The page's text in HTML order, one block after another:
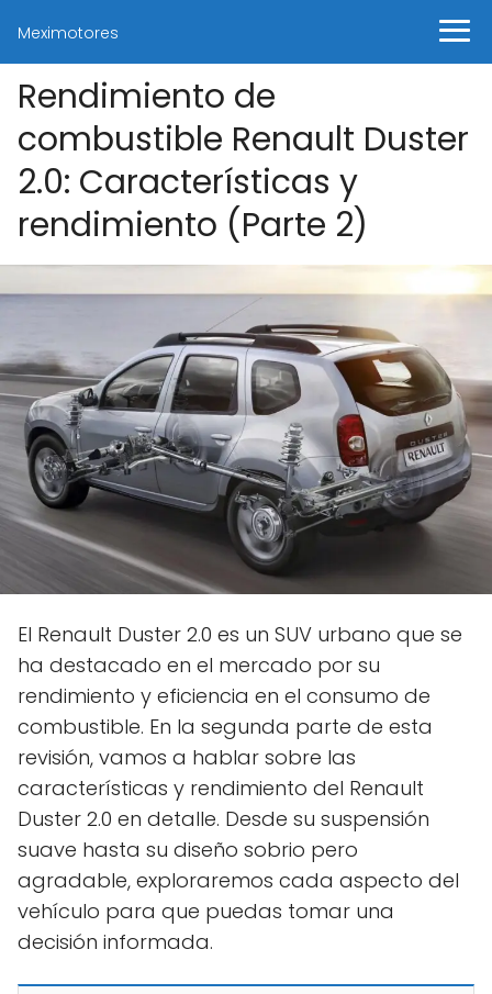
Meximotores
Rendimiento de
combustible Renault Duster
2.0: Características y
rendimiento (Parte 2)
El Renault Duster 2.0 es un SUV urbano que se
ha destacado en el mercado por su
rendimiento y eficiencia en el consumo de
combustible. En la segunda parte de esta
revisión, vamos a hablar sobre las
características y rendimiento del Renault
Duster 2.0 en detalle. Desde su suspensión
suave hasta su diseño sobrio pero
agradable, exploraremos cada aspecto del
vehículo para que puedas tomar una
decisión informada.